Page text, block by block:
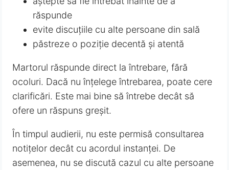
răspunde
evite discuțiile cu alte persoane din sală
păstreze o poziție decentă și atentă
Martorul răspunde direct la întrebare, fără
ocoluri. Dacă nu înțelege întrebarea, poate cere
clarificări. Este mai bine să întrebe decât să
ofere un răspuns greșit.
În timpul audierii, nu este permisă consultarea
notițelor decât cu acordul instanței. De
asemenea, nu se discută cazul cu alte persoane